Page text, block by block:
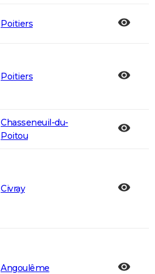
Poitiers
Poitiers
Chasseneuil-du-
Poitou
Civray
Angoulême